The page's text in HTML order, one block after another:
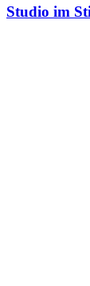
Studio im